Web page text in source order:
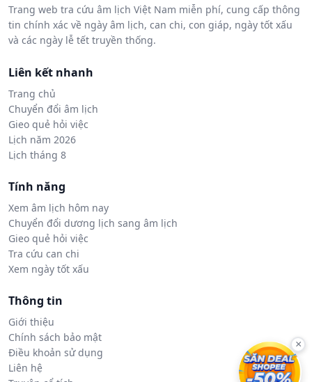
Trang web tra cứu âm lịch Việt Nam miễn phí, cung cấp thông
tin chính xác về ngày âm lịch, can chi, con giáp, ngày tốt xấu
và các ngày lễ tết truyền thống.
Liên kết nhanh
Trang chủ
Chuyển đổi âm lịch
Gieo quẻ hỏi việc
Lịch năm 2026
Lịch tháng 8
Tính năng
Xem âm lịch hôm nay
Chuyển đổi dương lịch sang âm lịch
Gieo quẻ hỏi việc
Tra cứu can chi
Xem ngày tốt xấu
Thông tin
Giới thiệu
Chính sách bảo mật
Điều khoản sử dụng
Liên hệ
×